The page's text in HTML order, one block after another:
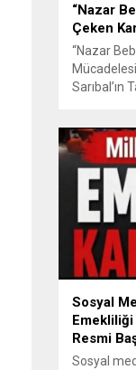
“Nazar
Çeken
“Nazar
Sarıbal’ın
Türkiye’de
görüldü
ve
devam
Aile...
Sosyal
Emekliliği
Resmi
Sosyal